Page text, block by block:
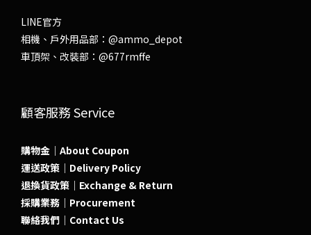
LINE官方
相機、戶外用品部： @ammo_depot
車頂架、改裝部： @677rmffe
顧客服務 Service
購物金｜About Coupon
運送政策｜Delivery Policy
退換貨政策｜Exchange & Return
採購業務｜Procurement
聯絡我們｜Contact Us